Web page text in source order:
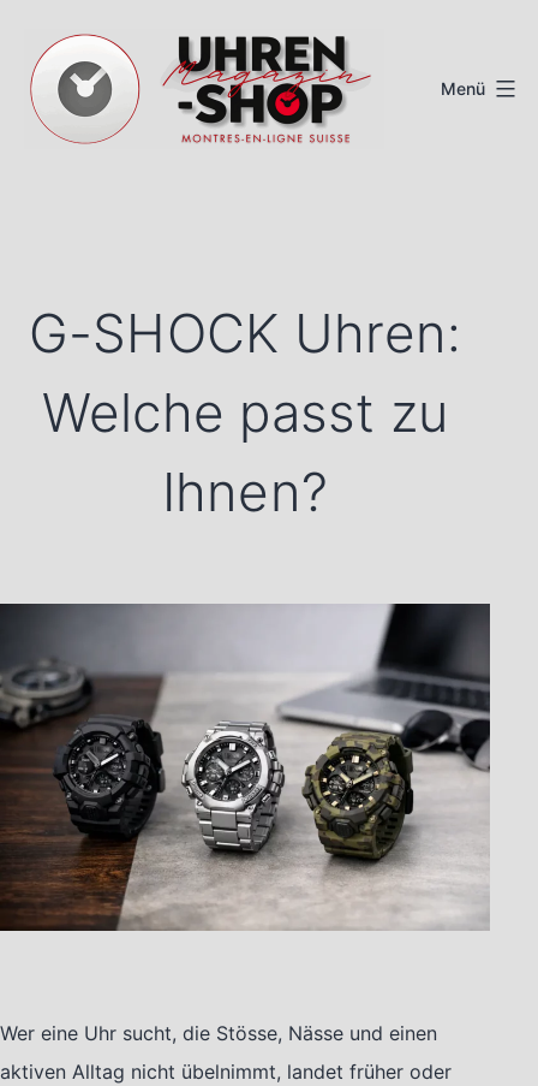
Inhalt
springen
Menü
G-SHOCK Uhren:
Welche passt zu
Ihnen?
Wer eine Uhr sucht, die Stösse, Nässe und einen
aktiven Alltag nicht übelnimmt, landet früher oder